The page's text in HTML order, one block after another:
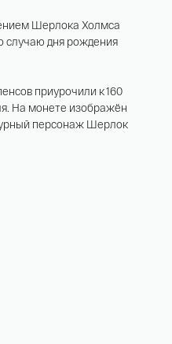
Шерлока Холмса
случаю дня рождения
приурочили к 160
На монете изображён
персонаж Шерлок